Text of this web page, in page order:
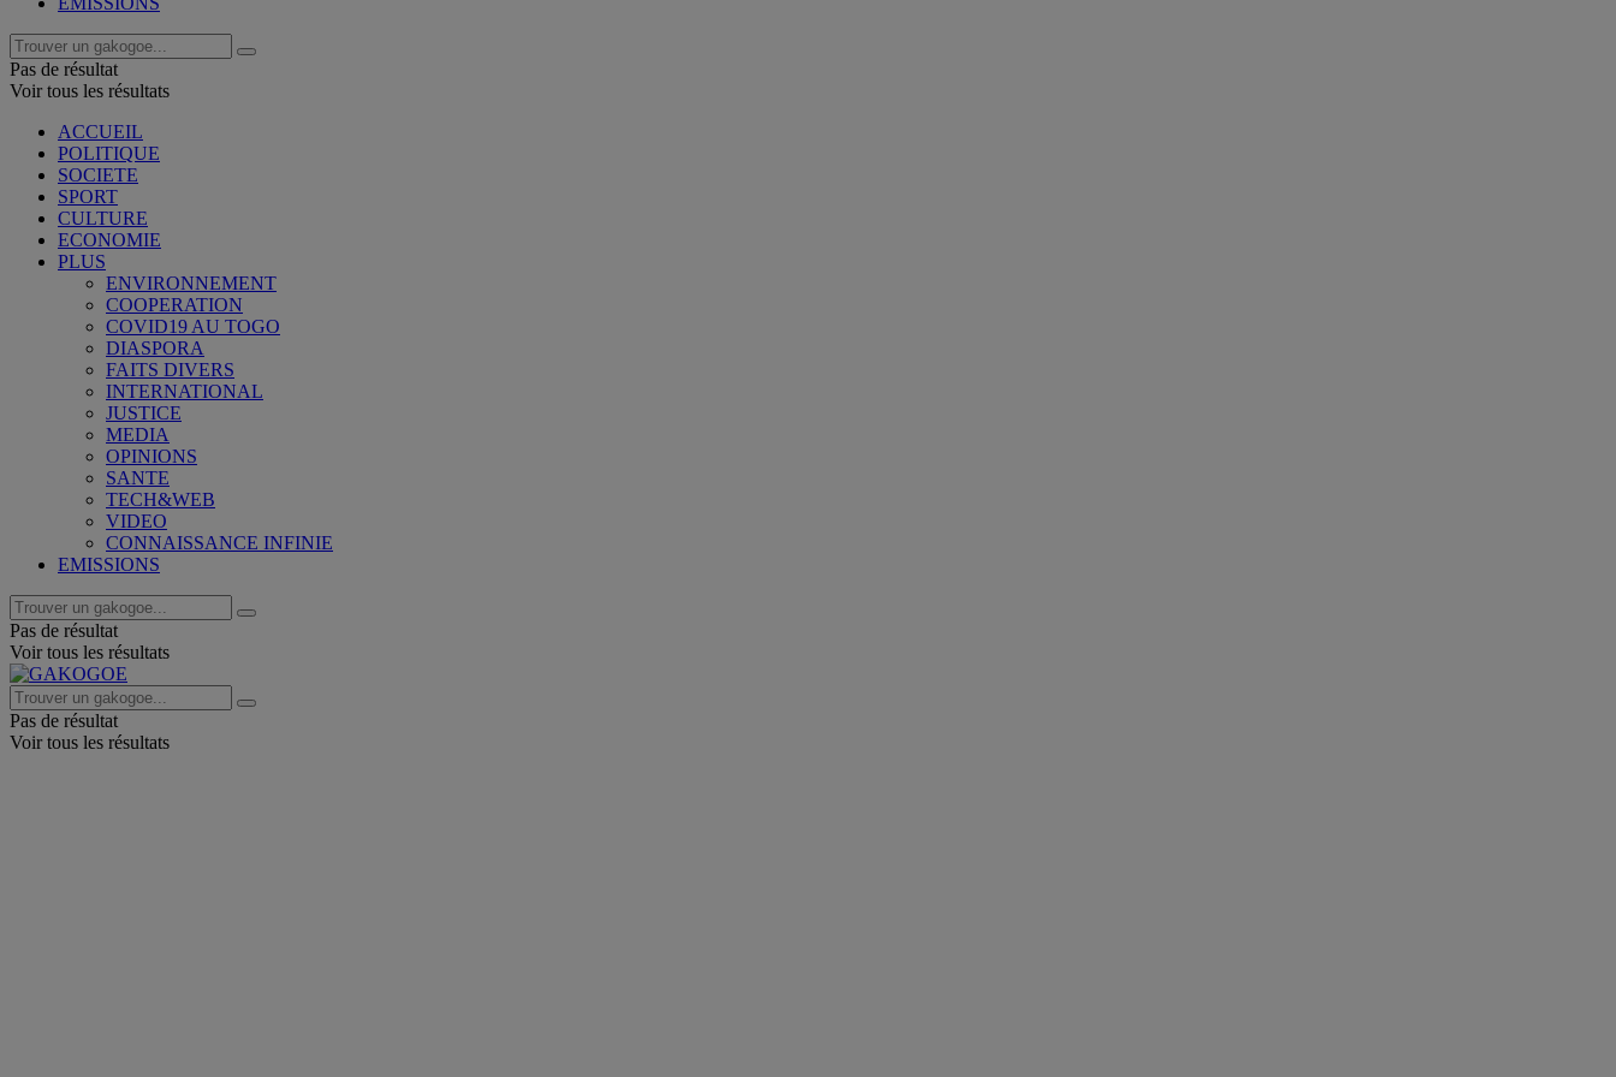
Pas de résultat
Voir tous les résultats
ACCUEIL
POLITIQUE
SOCIETE
SPORT
CULTURE
ECONOMIE
PLUS
ENVIRONNEMENT
COOPERATION
COVID19 AU TOGO
DIASPORA
FAITS DIVERS
INTERNATIONAL
JUSTICE
MEDIA
OPINIONS
SANTE
TECH&WEB
VIDEO
CONNAISSANCE INFINIE
EMISSIONS
Pas de résultat
Voir tous les résultats
Pas de résultat
Voir tous les résultats